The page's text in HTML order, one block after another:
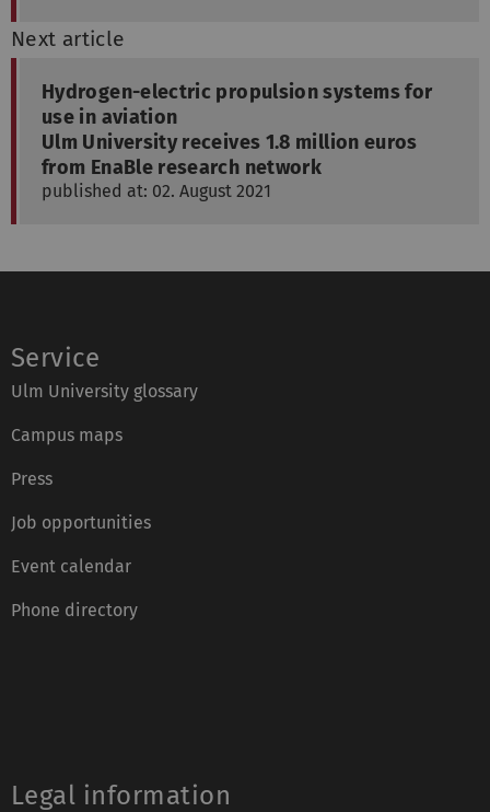
Next article
Hydrogen-electric propulsion systems for
use in aviation
Ulm University receives 1.8 million euros
from EnaBle research network
published at: 02. August 2021
Service
Ulm University glossary
Campus maps
Press
Job opportunities
Event calendar
Phone directory
Legal information